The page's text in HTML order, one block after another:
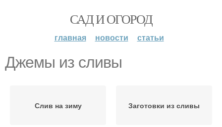
САД И ОГОРОД
главная новости статьи
Джемы из сливы
Слив на зиму Заготовки из сливы